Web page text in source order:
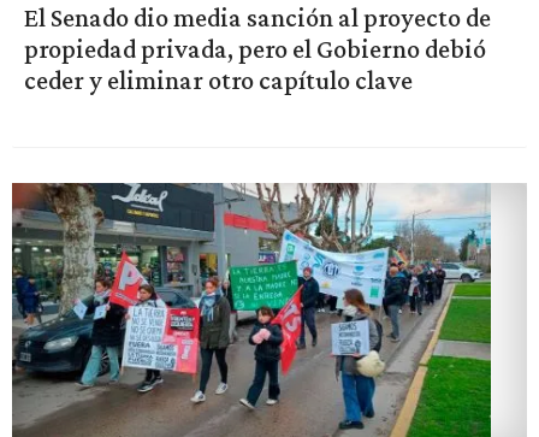
El Senado dio media sanción al proyecto de
propiedad privada, pero el Gobierno debió
ceder y eliminar otro capítulo clave